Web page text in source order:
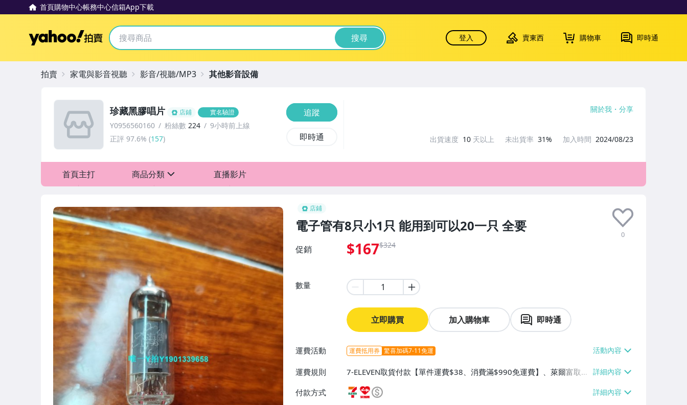
首頁購物中心帳務中心信箱App下載
Yahoo拍賣 搜尋 登入 賣東西 購物車 即時通
店鋪
電子管有8只小1只 能用到可以20一只 全要
0
促銷 $167$324
數量
立即購買 加入購物車 即時通
運費活動 運費抵用券 驚喜加碼7-11免運
運費規則
7-ELEVEN取貨付款【單件運費$38、消費滿$990免運費】、萊爾富取貨
付款【單件運費$60、消費滿$990免運費】、宅配/貨運【單件運費$8
0、消費滿$990免運費】
付款方式
珍藏黑膠唱片 店鋪 實名驗證
Y0956560160 粉絲數 224
9小時前上線
正評 97.6% (157)
追蹤
即時通
關於我 分享
出貨速度 10 天以上 未出貨率 31% 加入時間 2024/08/23
首頁主打 商品分類 直播影片
拍賣 家電與影音視聽 影音/視聽/MP3 其他影音設備